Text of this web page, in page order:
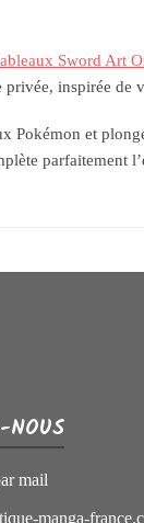
Sword Art
inspirée de
et
parfaitement
NOUS
mail
manga-